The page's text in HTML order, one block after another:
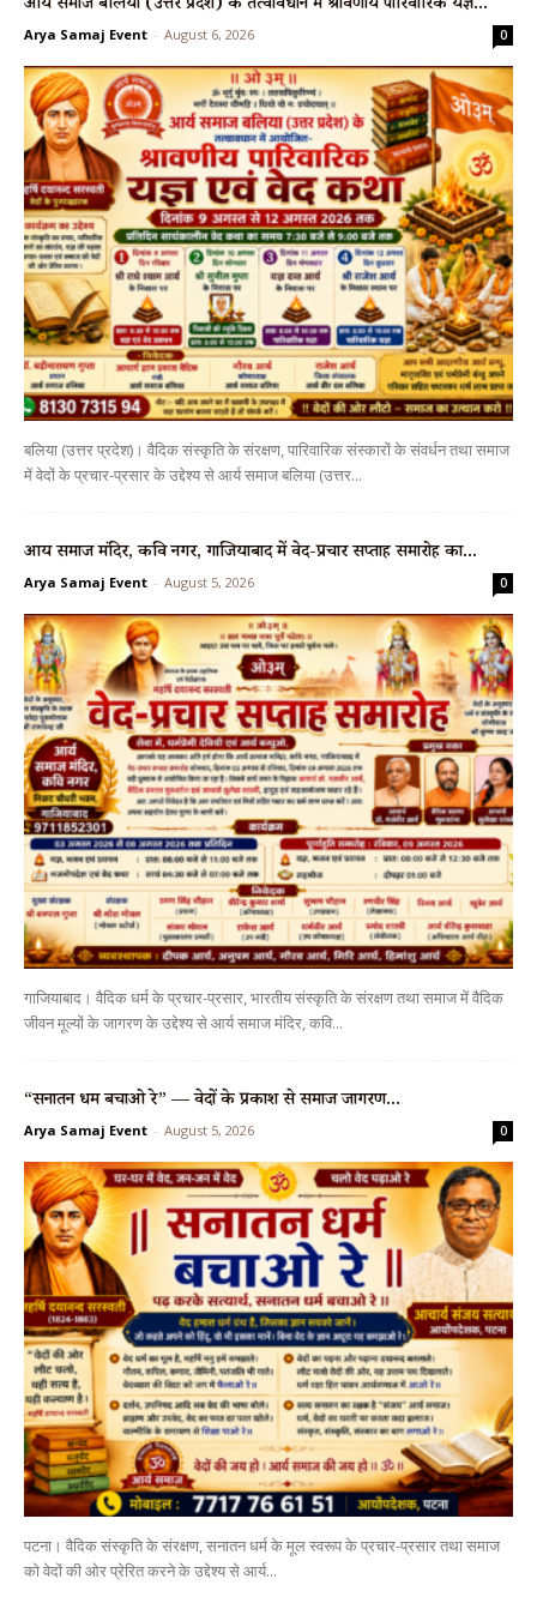
Arya Samaj Event - August 6, 2026 0
बलिया (उत्तर प्रदेश)। वैदिक संस्कृति के संरक्षण, पारिवारिक संस्कारों के संवर्धन तथा समाज
में वेदों के प्रचार-प्रसार के उद्देश्य से आर्य समाज बलिया (उत्तर...
आर्य समाज मंदिर, कवि नगर, गाजियाबाद में वेद-प्रचार सप्ताह समारोह का...
Arya Samaj Event - August 5, 2026 0
गाजियाबाद। वैदिक धर्म के प्रचार-प्रसार, भारतीय संस्कृति के संरक्षण तथा समाज में वैदिक
जीवन मूल्यों के जागरण के उद्देश्य से आर्य समाज मंदिर, कवि...
“सनातन धर्म बचाओ रे” — वेदों के प्रकाश से समाज जागरण...
Arya Samaj Event - August 5, 2026 0
पटना। वैदिक संस्कृति के संरक्षण, सनातन धर्म के मूल स्वरूप के प्रचार-प्रसार तथा समाज
को वेदों की ओर प्रेरित करने के उद्देश्य से आर्य...